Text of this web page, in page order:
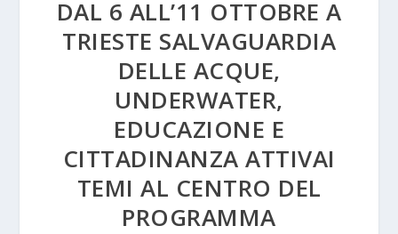
DAL 6 ALL’11 OTTOBRE A
TRIESTE SALVAGUARDIA
DELLE ACQUE,
UNDERWATER,
EDUCAZIONE E
CITTADINANZA ATTIVAI
TEMI AL CENTRO DEL
PROGRAMMA